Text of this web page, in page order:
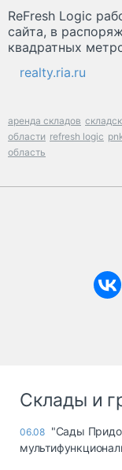
ReFresh Logic
сайта, в
квадратных
realty.ria.ru
аренда складов
области refresh logic
область
Склады и
06.08 "Сады